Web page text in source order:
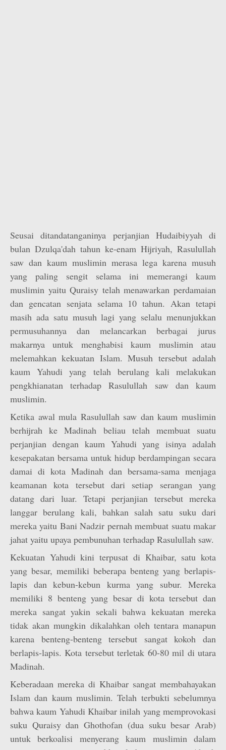
Seusai ditandatanganinya perjanjian Hudaibiyyah di
bulan Dzulqa'dah tahun ke-enam Hijriyah, Rasulullah
saw dan kaum muslimin merasa lega karena musuh
yang paling sengit selama ini memerangi kaum
muslimin yaitu Quraisy telah menawarkan perdamaian
dan gencatan senjata selama 10 tahun. Akan tetapi
masih ada satu musuh lagi yang selalu menunjukkan
permusuhannya dan melancarkan berbagai jurus
makarnya untuk menghabisi kaum muslimin atau
melemahkan kekuatan Islam. Musuh tersebut adalah
kaum Yahudi yang telah berulang kali melakukan
pengkhianatan terhadap Rasulullah saw dan kaum
muslimin.
Ketika awal mula Rasulullah saw dan kaum muslimin
berhijrah ke Madinah beliau telah membuat suatu
perjanjian dengan kaum Yahudi yang isinya adalah
kesepakatan bersama untuk hidup berdampingan secara
damai di kota Madinah dan bersama-sama menjaga
keamanan kota tersebut dari setiap serangan yang
datang dari luar. Tetapi perjanjian tersebut mereka
langgar berulang kali, bahkan salah satu suku dari
mereka yaitu Bani Nadzir pernah membuat suatu makar
jahat yaitu upaya pembunuhan terhadap Rasulullah saw.
Kekuatan Yahudi kini terpusat di Khaibar, satu kota
yang besar, memiliki beberapa benteng yang berlapis-
lapis dan kebun-kebun kurma yang subur. Mereka
memiliki 8 benteng yang besar di kota tersebut dan
mereka sangat yakin sekali bahwa kekuatan mereka
tidak akan mungkin dikalahkan oleh tentara manapun
karena benteng-benteng tersebut sangat kokoh dan
berlapis-lapis. Kota tersebut terletak 60-80 mil di utara
Madinah.
Keberadaan mereka di Khaibar sangat membahayakan
Islam dan kaum muslimin. Telah terbukti sebelumnya
bahwa kaum Yahudi Khaibar inilah yang memprovokasi
suku Quraisy dan Ghothofan (dua suku besar Arab)
untuk berkoalisi menyerang kaum muslimin dalam